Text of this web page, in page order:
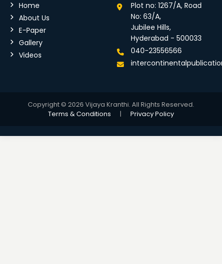
Home
About Us
E-Paper
Gallery
Videos
Plot no: 1267/A, Road
No: 63/A,
Jubilee Hills,
Hyderabad - 500033
040-23556566
Copyright © 2026 Vijaya Kranthi. All Rights Reserved.
Terms & Conditions
| Privacy Policy